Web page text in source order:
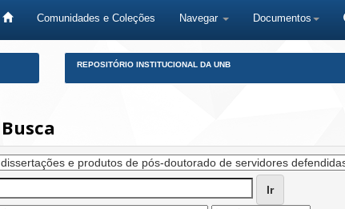
Comunidades e Coleções Navegar Documentos
REPOSITÓRIO INSTITUCIONAL DA UNB